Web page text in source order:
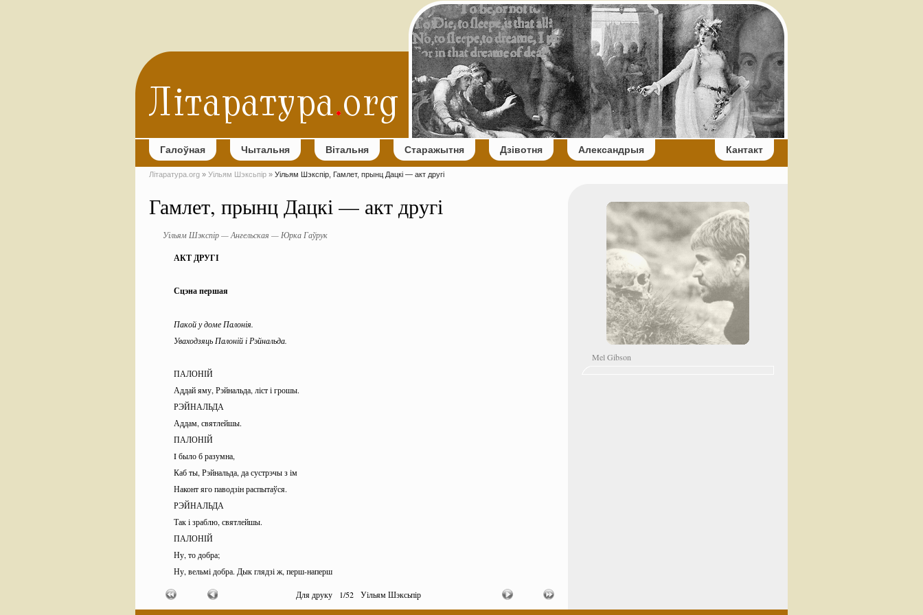
Галоўная Чытальня Вітальня Старажытня Дзівотня Александрыя Кантакт
Літаратура.org » Уільям Шэксьпір » Уільям Шэкспір, Гамлет, прынц Дацкі — акт другі
Гамлет, прынц Дацкі — акт другі
Уільям Шэкспір — Ангельская — Юрка Гаўрук
АКТ ДРУГІ
Сцэна першая
Пакой у доме Палонія.
Уваходзяць Палоній і Рэйнальда.
ПАЛОНІЙ
Аддай яму, Рэйнальда, ліст і грошы.
РЭЙНАЛЬДА
Аддам, святлейшы.
ПАЛОНІЙ
I было б разумна,
Каб ты, Рэйнальда, да сустрэчы з ім
Наконт яго паводзін распытаўся.
РЭЙНАЛЬДА
Так і зраблю, святлейшы.
ПАЛОНІЙ
Ну, то добра;
Ну, вельмі добра. Дык глядзі ж, перш-наперш
Даведайся, якія там датчане
Для друку 1/52 Уільям Шэксьпір
Mel Gibson